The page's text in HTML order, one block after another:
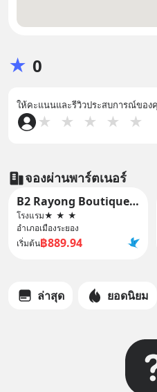
★ 0
ให้คะแนนและรีวิวประสบการณ์ขอ
★ ★ ★ ★ ★
จองผ่านพาร์ตเนอร์
B2 Rayong Boutique and Budget Hotel
โรงแรม★ ★ ★
อำเภอเมืองระยอง
เริ่มต้น฿889.94
ล่าสุด ยอดนิยม